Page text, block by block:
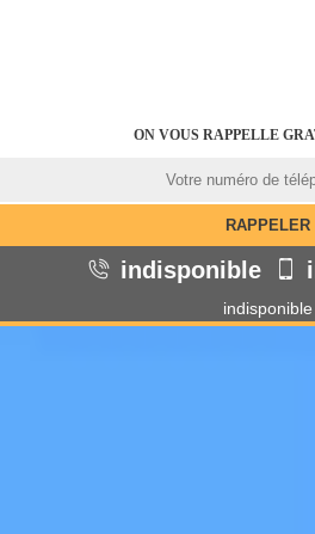
ON VOUS RAPPELLE
indisponible
indisponible